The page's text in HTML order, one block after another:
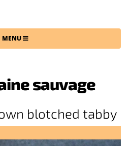
MENU
sauvage
blotched tabby